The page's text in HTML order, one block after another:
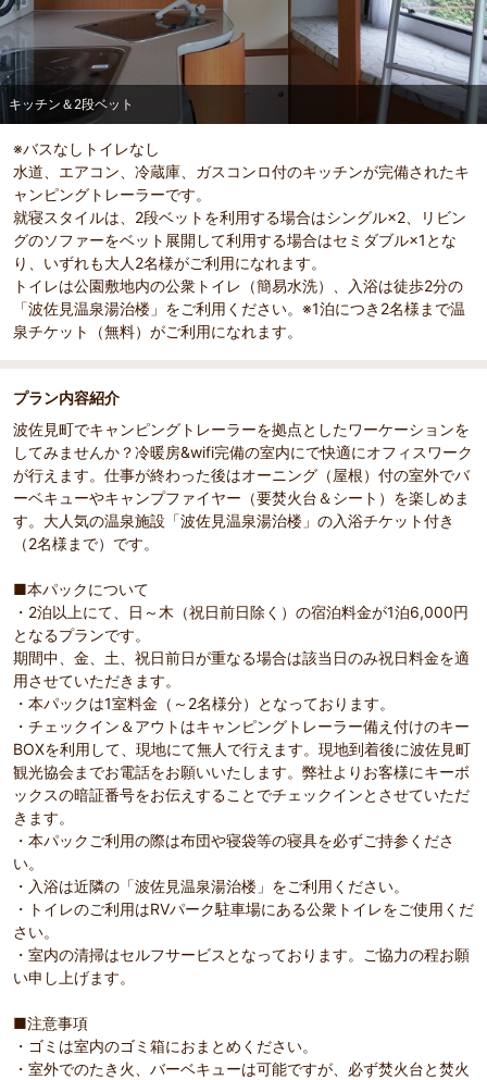
キッチン＆2段ベット
※バスなしトイレなし
水道、エアコン、冷蔵庫、ガスコンロ付のキッチンが完備されたキ
ャンピングトレーラーです。
就寝スタイルは、2段ベットを利用する場合はシングル×2、リビン
グのソファーをベット展開して利用する場合はセミダブル×1とな
り、いずれも大人2名様がご利用になれます。
トイレは公園敷地内の公衆トイレ（簡易水洗）、入浴は徒歩2分の
「波佐見温泉湯治楼」をご利用ください。※1泊につき2名様まで温
泉チケット（無料）がご利用になれます。
プラン内容紹介
波佐見町でキャンピングトレーラーを拠点としたワーケーションを
してみませんか？冷暖房&wifi完備の室内にで快適にオフィスワーク
が行えます。仕事が終わった後はオーニング（屋根）付の室外でバ
ーベキューやキャンプファイヤー（要焚火台＆シート）を楽しめま
す。大人気の温泉施設「波佐見温泉湯治楼」の入浴チケット付き
（2名様まで）です。
■本パックについて
・2泊以上にて、日～木（祝日前日除く）の宿泊料金が1泊6,000円
となるプランです。
期間中、金、土、祝日前日が重なる場合は該当日のみ祝日料金を適
用させていただきます。
・本パックは1室料金（～2名様分）となっております。
・チェックイン＆アウトはキャンピングトレーラー備え付けのキー
BOXを利用して、現地にて無人で行えます。現地到着後に波佐見町
観光協会までお電話をお願いいたします。弊社よりお客様にキーボ
ックスの暗証番号をお伝えすることでチェックインとさせていただ
きます。
・本パックご利用の際は布団や寝袋等の寝具を必ずご持参くださ
い。
・入浴は近隣の「波佐見温泉湯治楼」をご利用ください。
・トイレのご利用はRVパーク駐車場にある公衆トイレをご使用くだ
さい。
・室内の清掃はセルフサービスとなっております。ご協力の程お願
い申し上げます。
■注意事項
・ゴミは室内のゴミ箱におまとめください。
・室外でのたき火、バーベキューは可能ですが、必ず焚火台と焚火
部屋詳細
キッチン＆2段ベット